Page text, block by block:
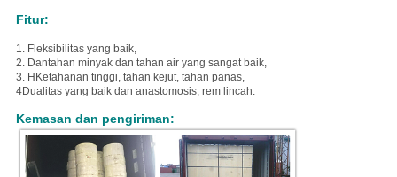
Fitur:
1. Fleksibilitas yang baik,
2. Dantahan minyak dan tahan air yang sangat baik,
3. H Ketahanan tinggi, tahan kejut, tahan panas,
4Dualitas yang baik dan anastomosis, rem lincah.
Kemasan dan pengiriman: